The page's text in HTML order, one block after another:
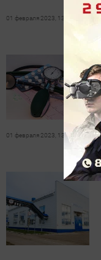
01 февраля 2023, 13:22
01 февраля 2023, 13:19